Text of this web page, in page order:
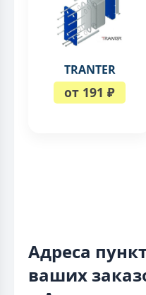
TRANTER
от 191 ₽
Адреса
ваших